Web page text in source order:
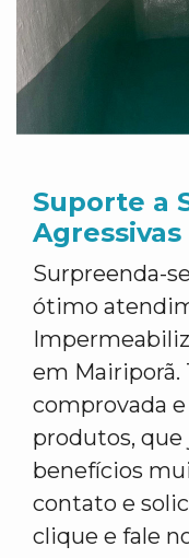
Suporte a
Agressivas
Surpreenda-
ótimo
em Mairiporã.
comprovada
produtos,
benefícios
contato e
clique e fale